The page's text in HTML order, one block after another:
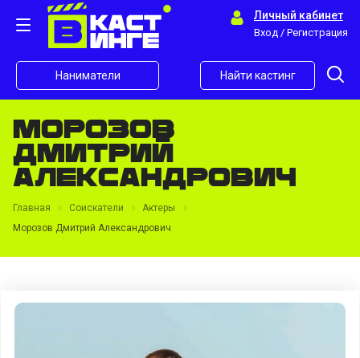
Личный кабинет
Вход / Регистрация
Наниматели Найти кастинг
Морозов
Дмитрий
Александрович
Главная Соискатели
Актеры
Морозов Дмитрий Александрович